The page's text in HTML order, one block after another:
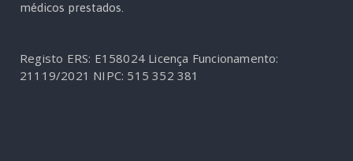
médicos prestados.
Registo ERS: E158024 Licença Funcionamento:
21119/2021 NIPC: 515 352 381